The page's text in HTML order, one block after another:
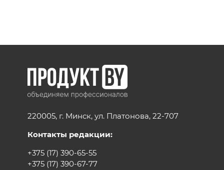
220005, г. Минск, ул. Платонова, 22-707
Контакты редакции:
+375 (17) 390-65-55
+375 (17) 390-67-77